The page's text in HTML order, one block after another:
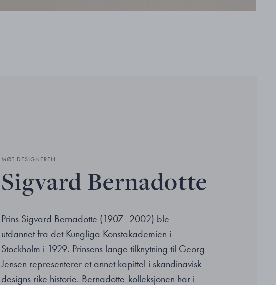
MØT DESIGNEREN
Sigvard Bernadotte
Prins Sigvard Bernadotte (1907–2002) ble
utdannet fra det Kungliga Konstakademien i
Stockholm i 1929. Prinsens lange tilknytning til Georg
Jensen representerer et annet kapittel i skandinavisk
designs rike historie. Bernadotte-kolleksjonen har i